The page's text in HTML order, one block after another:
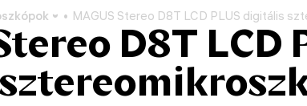
MAGUS Stereo D8T LCD PLUS digitális
D8T LCD